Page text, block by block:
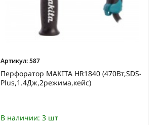
Артикул:587
Перфоратор MAKITA HR1840 (470Вт,SDS-
Plus,1.4Дж,2режима,кейс)
В наличии: 3 шт